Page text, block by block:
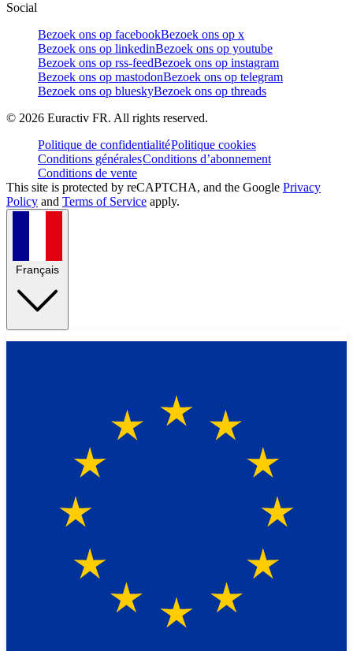
Social
Bezoek ons op facebookBezoek ons op x
Bezoek ons op linkedinBezoek ons op youtube
Bezoek ons op rss-feedBezoek ons op instagram
Bezoek ons op mastodonBezoek ons op telegram
Bezoek ons op blueskyBezoek ons op threads
© 2026 Euractiv FR. All rights reserved.
Politique de confidentialitéPolitique cookies
Conditions généralesConditions d’abonnement
Conditions de vente
This site is protected by reCAPTCHA, and the Google Privacy
Policy and Terms of Service apply.
Français